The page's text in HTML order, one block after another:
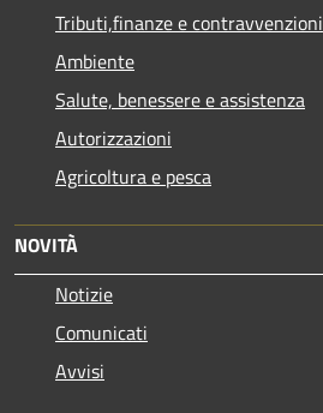
Tributi,finanze e contravvenzioni
Ambiente
Salute, benessere e assistenza
Autorizzazioni
Agricoltura e pesca
NOVITÀ
Notizie
Comunicati
Avvisi